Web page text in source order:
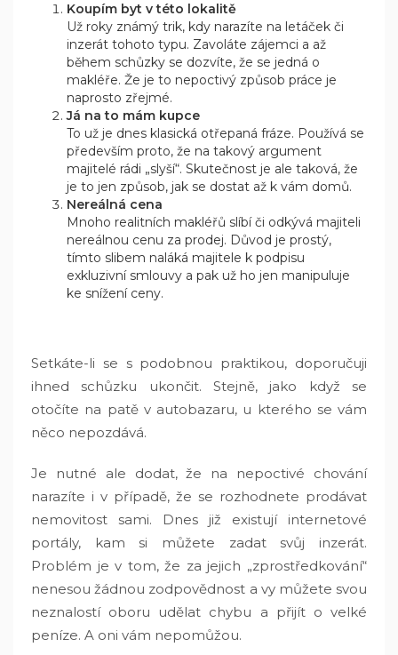
Koupím byt v této lokalitě
Už roky známý trik, kdy narazíte na letáček či
inzerát tohoto typu. Zavoláte zájemci a až
během schůzky se dozvíte, že se jedná o
makléře. Že je to nepoctivý způsob práce je
naprosto zřejmé.
Já na to mám kupce
To už je dnes klasická otřepaná fráze. Používá se
především proto, že na takový argument
majitelé rádi „slyší“. Skutečnost je ale taková, že
je to jen způsob, jak se dostat až k vám domů.
Nereálná cena
Mnoho realitních makléřů slíbí či odkývá majiteli
nereálnou cenu za prodej. Důvod je prostý,
tímto slibem naláká majitele k podpisu
exkluzivní smlouvy a pak už ho jen manipuluje
ke snížení ceny.
Setkáte-li se s podobnou praktikou, doporučuji
ihned schůzku ukončit. Stejně, jako když se
otočíte na patě v autobazaru, u kterého se vám
něco nepozdává.
Je nutné ale dodat, že na nepoctivé chování
narazíte i v případě, že se rozhodnete prodávat
nemovitost sami. Dnes již existují internetové
portály, kam si můžete zadat svůj inzerát.
Problém je v tom, že za jejich „zprostředkování“
nenesou žádnou zodpovědnost a vy můžete svou
neznalostí oboru udělat chybu a přijít o velké
peníze. A oni vám nepomůžou.